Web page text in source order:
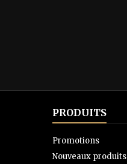
PRODUITS
Promotions
Nouveaux produits